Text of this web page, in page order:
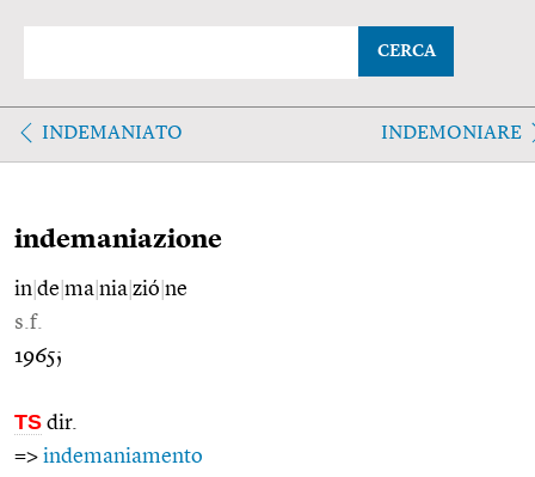
CERCA
INDEMANIATO INDEMONIARE
indemaniazione
in de ma nia zió ne
s.f.
1965;
TS dir.
=> indemaniamento